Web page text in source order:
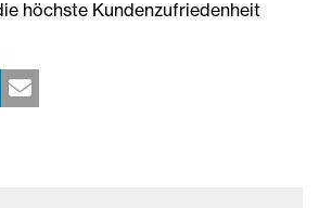
höchste Kundenzufriedenheit